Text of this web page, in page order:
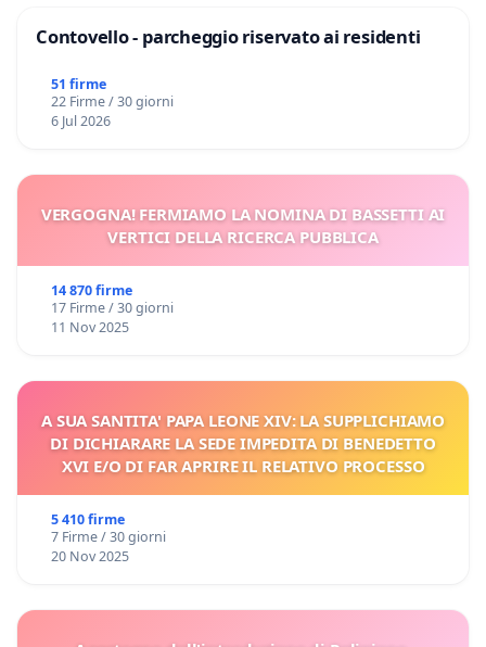
Contovello - parcheggio riservato ai residenti
51 firme
22 Firme / 30 giorni
6 Jul 2026
VERGOGNA! FERMIAMO LA NOMINA DI BASSETTI AI
VERTICI DELLA RICERCA PUBBLICA
14 870 firme
17 Firme / 30 giorni
11 Nov 2025
A SUA SANTITA' PAPA LEONE XIV: LA SUPPLICHIAMO
DI DICHIARARE LA SEDE IMPEDITA DI BENEDETTO
XVI E/O DI FAR APRIRE IL RELATIVO PROCESSO
5 410 firme
7 Firme / 30 giorni
20 Nov 2025